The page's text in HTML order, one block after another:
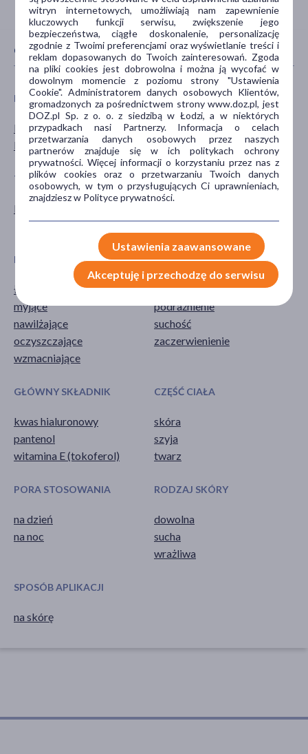
CECHY PRODUKTU
PŁEĆ
Mężczyzna
Kobieta
WIEK
dla dorosłych
TYP PRODUKTU
Kosmetyk
POSTAĆ
żel
DZIAŁANIE/WŁAŚCIWOŚCI
łagodzące
myjące
nawilżające
oczyszczające
wzmacniające
PROBLEM
nadwrażliwość
podrażnienie
suchość
zaczerwienienie
GŁÓWNY SKŁADNIK
kwas hialuronowy
pantenol
witamina E (tokoferol)
CZĘŚĆ CIAŁA
skóra
szyja
twarz
PORA STOSOWANIA
na dzień
na noc
RODZAJ SKÓRY
dowolna
sucha
wrażliwa
SPOSÓB APLIKACJI
na skórę
witryn internetowych, umożliwiają nam zapewnienie
kluczowych funkcji serwisu, zwiększenie jego
bezpieczeństwa, ciągłe doskonalenie, personalizację
zgodnie z Twoimi preferencjami oraz wyświetlanie treści i
reklam dopasowanych do Twoich zainteresowań. Zgoda
na pliki cookies jest dobrowolna i można ją wycofać w
dowolnym momencie z poziomu strony "Ustawienia
Cookie". Administratorem danych osobowych Klientów,
gromadzonych za pośrednictwem strony www.doz.pl, jest
DOZ.pl Sp. z o. o. z siedzibą w Łodzi, a w niektórych
przypadkach nasi Partnerzy. Informacja o celach
przetwarzania danych osobowych przez naszych
partnerów znajduje się w ich politykach ochrony
prywatności. Więcej informacji o korzystaniu przez nas z
plików cookies oraz o przetwarzaniu Twoich danych
osobowych, w tym o przysługujących Ci uprawnieniach,
znajdziesz w Polityce prywatności.
Ustawienia zaawansowane
Akceptuję i przechodzę do serwisu